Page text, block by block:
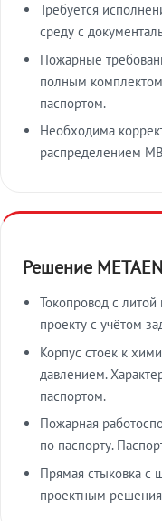
Требуется
среду с
Пожарные
полным
паспортом.
Необходима
распределением
Решение
Токопровод с
проекту с учётом
Корпус стоек к
давлением.
паспортом.
Пожарная
по паспорту.
Прямая стыковка
проектным